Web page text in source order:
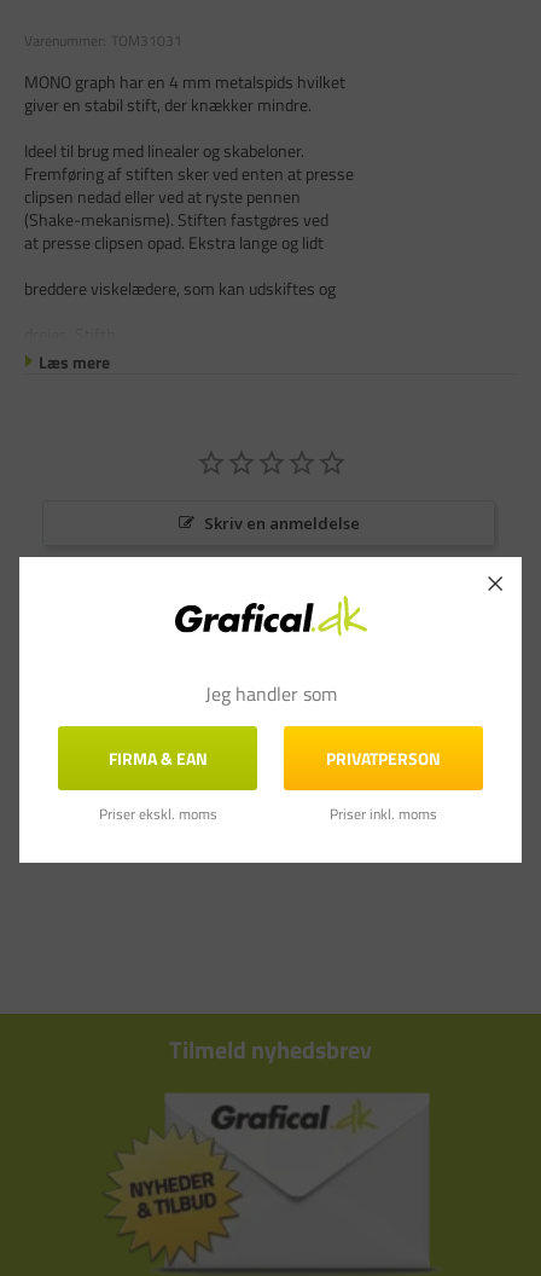
Varenummer: TOM31031
MONO graph har en 4 mm metalspids hvilket
giver en stabil stift, der knækker mindre.
Ideel til brug med linealer og skabeloner.
Fremføring af stiften sker ved enten at presse
clipsen nedad eller ved at ryste pennen
(Shake-mekanisme). Stiften fastgøres ved
at presse clipsen opad. Ekstra lange og lidt
breddere viskelædere, som kan udskiftes og
Læs mere
Skriv en anmeldelse
Spørgsmål & Svar
Tilmeld nyhedsbrev
Jeg handler som
FIRMA & EAN
Priser ekskl. moms
PRIVATPERSON
Priser inkl. moms